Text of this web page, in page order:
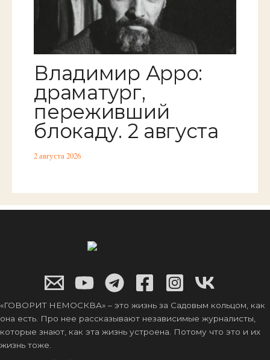
Владимир Арро:
драматург,
переживший
блокаду. 2 августа
2 августа 2026
«ГОВОРИТ НЕМОСКВА» – это жизнь за Садовым кольцом, как
она есть. Про нее рассказывают независимые журналисты,
которые знают, как эта жизнь устроена. Потому что это и их
жизнь тоже.